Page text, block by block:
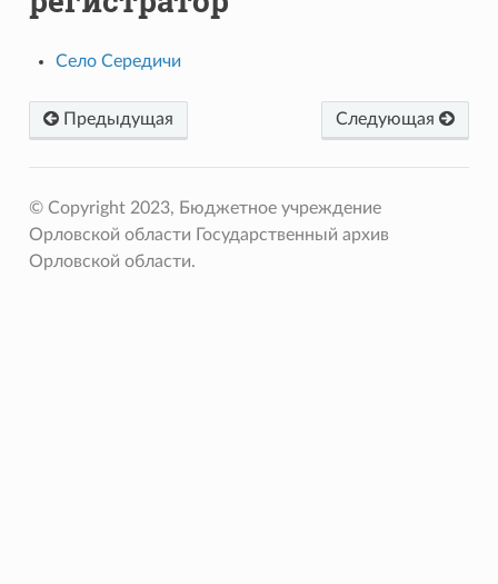
Село Середичи
Предыдущая Следующая
© Copyright 2023, Бюджетное учреждение
Орловской области Государственный архив
Орловской области.